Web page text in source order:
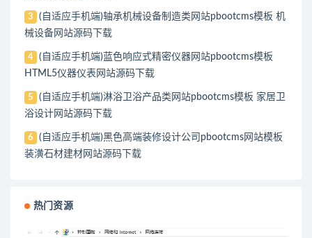
3
(自适应手机端)轴承机械设备制造类网站pbootcms模板 机
械设备网站源码下载
4
(自适应手机端)蓝色响应式精密仪器网站pbootcms模板
HTML5仪器仪表网站源码下载
5
(自适应手机端)淋浴卫浴产品类网站pbootcms模板 家居卫
浴设计网站源码下载
6
(自适应手机端)黑色高端装修设计公司pbootcms网站模板
装潢石材建材网站源码下载
热门资源